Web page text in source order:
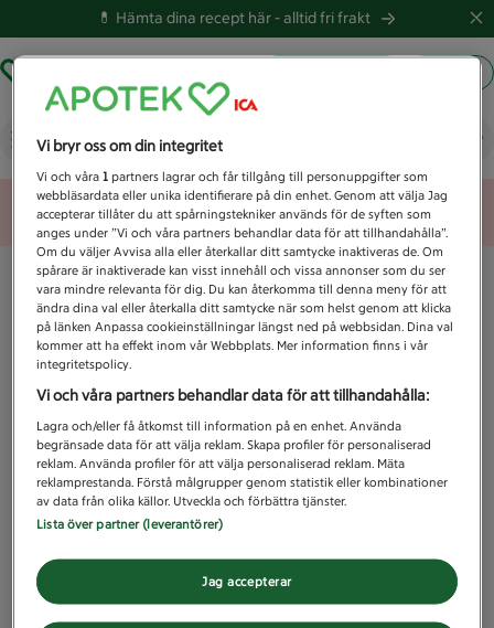
💊 Hämta dina recept här -alltid fri frakt
Vad letar du efter idag?
Unknown error
Vi bryr oss om din integritet
Vi och våra1 partners lagrar och får tillgång till personuppgifter som
webbläsardata eller unika identifierare på din enhet. Genom att välja Jag
accepterar tillåter du att spårningstekniker används för de syften som
anges under ”Vi och våra partners behandlar data för att tillhandahålla”.
Om du väljer Avvisa alla eller återkallar ditt samtycke inaktiveras de. Om
spårare är inaktiverade kan visst innehåll och vissa annonser som du ser
vara mindre relevanta för dig. Du kan återkomma till denna meny för att
ändra dina val eller återkalla ditt samtycke när som helst genom att klicka
på länken Anpassa cookieinställningar längst ned på webbsidan. Dina val
kommer att ha effekt inom vår Webbplats. Mer information finns i vår
integritetspolicy.
Vi och våra partners behandlar data för att tillhandahålla:
Lagra och/eller få åtkomst till information på en enhet. Använda
begränsade data för att välja reklam. Skapa profiler för personaliserad
reklam. Använda profiler för att välja personaliserad reklam. Mäta
reklamprestanda. Förstå målgrupper genom statistik eller kombinationer
av data från olika källor. Utveckla och förbättra tjänster.
Lista över partner (leverantörer)
Jag accepterar